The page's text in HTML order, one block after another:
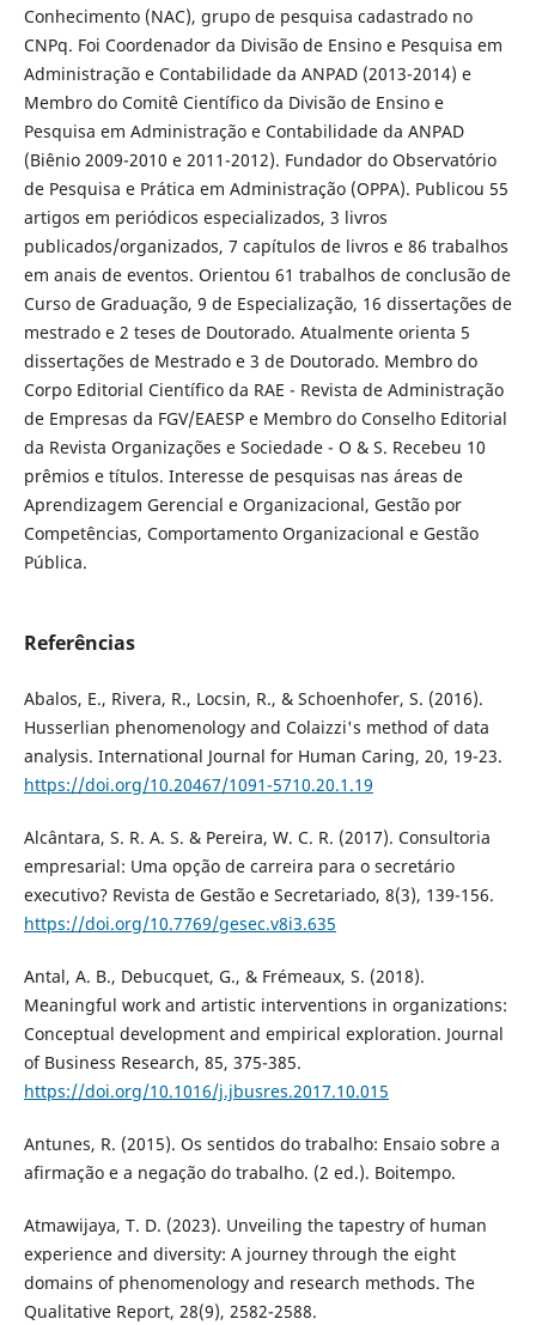
Conhecimento (NAC), grupo de pesquisa cadastrado no
CNPq. Foi Coordenador da Divisão de Ensino e Pesquisa em
Administração e Contabilidade da ANPAD (2013-2014) e
Membro do Comitê Científico da Divisão de Ensino e
Pesquisa em Administração e Contabilidade da ANPAD
(Biênio 2009-2010 e 2011-2012). Fundador do Observatório
de Pesquisa e Prática em Administração (OPPA). Publicou 55
artigos em periódicos especializados, 3 livros
publicados/organizados, 7 capítulos de livros e 86 trabalhos
em anais de eventos. Orientou 61 trabalhos de conclusão de
Curso de Graduação, 9 de Especialização, 16 dissertações de
mestrado e 2 teses de Doutorado. Atualmente orienta 5
dissertações de Mestrado e 3 de Doutorado. Membro do
Corpo Editorial Científico da RAE - Revista de Administração
de Empresas da FGV/EAESP e Membro do Conselho Editorial
da Revista Organizações e Sociedade - O & S. Recebeu 10
prêmios e títulos. Interesse de pesquisas nas áreas de
Aprendizagem Gerencial e Organizacional, Gestão por
Competências, Comportamento Organizacional e Gestão
Pública.
Referências
Abalos, E., Rivera, R., Locsin, R., & Schoenhofer, S. (2016).
Husserlian phenomenology and Colaizzi's method of data
analysis. International Journal for Human Caring, 20, 19-23.
https://doi.org/10.20467/1091-5710.20.1.19
Alcântara, S. R. A. S. & Pereira, W. C. R. (2017). Consultoria
empresarial: Uma opção de carreira para o secretário
executivo? Revista de Gestão e Secretariado, 8(3), 139-156.
https://doi.org/10.7769/gesec.v8i3.635
Antal, A. B., Debucquet, G., & Frémeaux, S. (2018).
Meaningful work and artistic interventions in organizations:
Conceptual development and empirical exploration. Journal
of Business Research, 85, 375-385.
https://doi.org/10.1016/j.jbusres.2017.10.015
Antunes, R. (2015). Os sentidos do trabalho: Ensaio sobre a
afirmação e a negação do trabalho. (2 ed.). Boitempo.
Atmawijaya, T. D. (2023). Unveiling the tapestry of human
experience and diversity: A journey through the eight
domains of phenomenology and research methods. The
Qualitative Report, 28(9), 2582-2588.